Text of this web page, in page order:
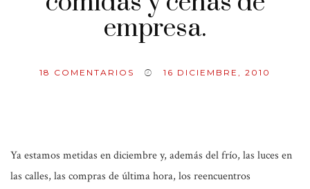
empresa.
18 COMENTARIOS 16 DICIEMBRE, 2010
Ya estamos metidas en diciembre y, además del frío, las luces en
las calles, las compras de última hora, los reencuentros